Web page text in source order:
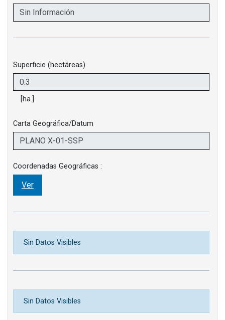
Superficie (hectáreas)
[ha.]
Carta Geográfica/Datum
Coordenadas Geográficas :
Ver
Sin Datos Visibles
Sin Datos Visibles